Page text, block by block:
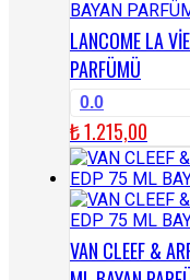
LANCOME LA
PARFÜMÜ
0.0
₺1.215,00
VAN CLEEF &